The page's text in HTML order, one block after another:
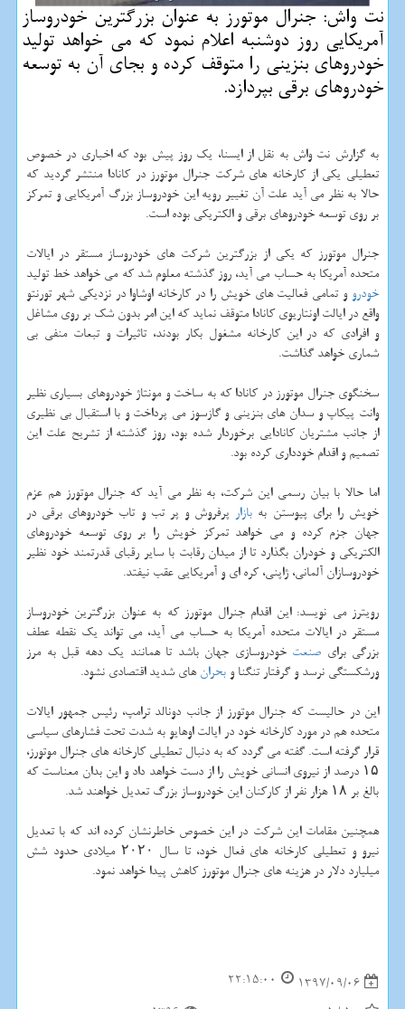
نت واش: جنرال موتورز به عنوان بزرگترین خودروساز
آمریكایی روز دوشنبه اعلام نمود كه می خواهد تولید
خودروهای بنزینی را متوقف كرده و بجای آن به توسعه
خودروهای برقی بپردازد.
به گزارش نت واش به نقل از ایسنا، یك روز پیش بود كه اخباری در خصوص
تعطیلی یكی از كارخانه های شركت جنرال موتورز در كانادا منتشر گردید كه
حالا به نظر می آید علت آن تغییر رویه این خودروساز بزرگ آمریكایی و تمركز
بر روی توسعه خودروهای برقی و الكتریكی بوده است.
جنرال موتورز كه یكی از بزرگترین شركت های خودروساز مستقر در ایالات
متحده آمریكا به حساب می آید، روز گذشته معلوم شد كه می خواهد خط تولید
خودرو و تمامی فعالیت های خویش را در كارخانه اوشاوا در نزدیكی شهر تورنتو
واقع در ایالت اونتاریوی كانادا متوقف نماید كه این امر بدون شك بر روی مشاغل
و افرادی كه در این كارخانه مشغول بكار بودند، تاثیرات و تبعات منفی بی
شماری خواهد گذاشت.
سخنگوی جنرال موتورز در كانادا كه به ساخت و مونتاژ خودروهای بسیاری نظیر
وانت پیكاپ و سدان های بنزینی و گازسوز می پرداخت و با استقبال بی نظیری
از جانب مشتریان كانادایی برخوردار شده بود، روز گذشته از تشریح علت این
تصمیم و اقدام خودداری كرده بود.
اما حالا با بیان رسمی این شركت، به نظر می آید كه جنرال موتورز هم عزم
خویش را برای پیوستن به بازار پرفروش و پر تب و تاب خودروهای برقی در
جهان جزم كرده و می خواهد تمركز خویش را بر روی توسعه خودروهای
الكتریكی و خودران بگذارد تا از میدان رقابت با سایر رقبای قدرتمند خود نظیر
خودروسازان آلمانی، ژاپنی، كره ای و آمریكایی عقب نیفتد.
رویترز می نویسد: این اقدام جنرال موتورز كه به عنوان بزرگترین خودروساز
مستقر در ایالات متحده آمریكا به حساب می آید، می تواند یك نقطه عطف
بزرگی برای صنعت خودروسازی جهان باشد تا همانند یك دهه قبل به مرز
ورشكستگی نرسد و گرفتار تنگنا و بحرانهای شدید اقتصادی نشود.
این در حالیست كه جنرال موتورز از جانب دونالد ترامپ، رئیس جمهور ایالات
متحده هم در مورد كارخانه خود در ایالت اوهایو به شدت تحت فشارهای سیاسی
قرار گرفته است. گفته می گردد كه به دنبال تعطیلی كارخانه های جنرال موتورز،
۱۵ درصد از نیروی انسانی خویش را از دست خواهد داد و این بدان معناست كه
بالغ بر ۱۸ هزار نفر از كاركنان این خودروساز بزرگ تعدیل خواهند شد.
همچنین مقامات این شركت در این خصوص خاطرنشان كرده اند كه با تعدیل
نیرو و تعطیلی كارخانه های فعال خود، تا سال ۲۰۲۰ میلادی حدود شش
میلیارد دلار در هزینه های جنرال موتورز كاهش پیدا خواهد نمود.
1397/09/06
22:15:00